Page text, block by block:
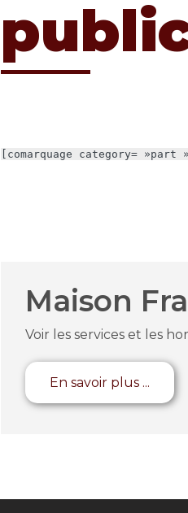
[comarquage category= »part
Maison
Voir les services et les
En savoir plus ...